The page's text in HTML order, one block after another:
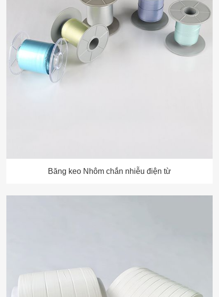
Băng keo Nhôm chắn nhiễu điện từ